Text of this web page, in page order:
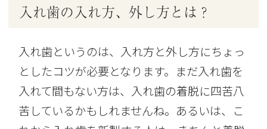
入れ歯の入れ方、外し方とは？
入れ歯というのは、入れ方と外し方にちょっ
としたコツが必要となります。まだ入れ歯を
入れて間もない方は、入れ歯の着脱に四苦八
苦しているかもしれませんね。あるいは、こ